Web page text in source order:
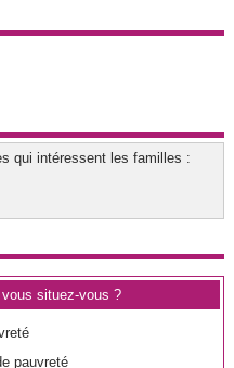
qui intéressent les familles :
situez-vous ?
pauvreté